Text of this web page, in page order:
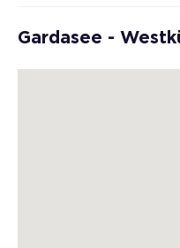
Gardasee -